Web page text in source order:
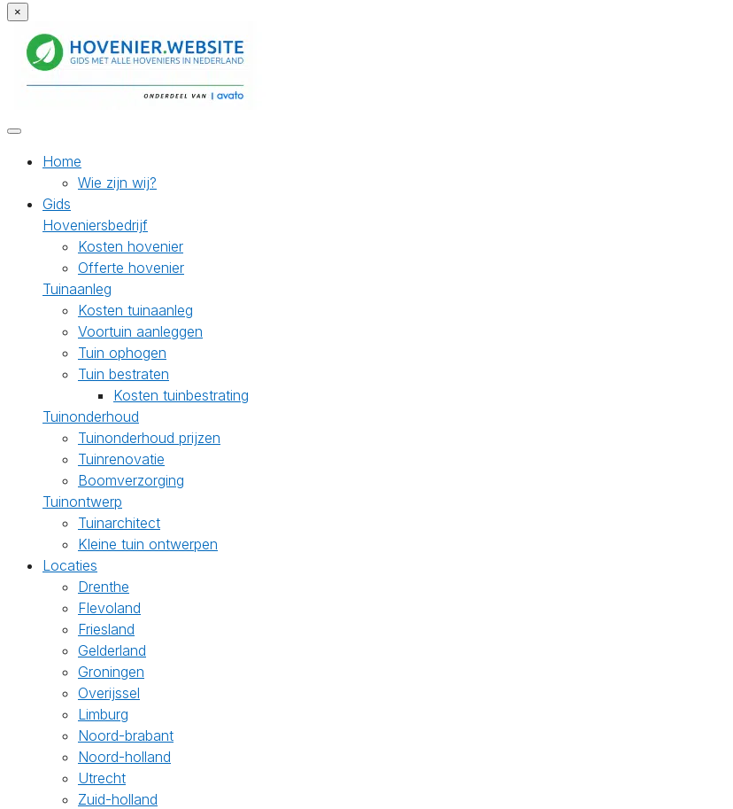
×
Home
Wie zijn wij?
Gids
Hoveniersbedrijf
Kosten hovenier
Offerte hovenier
Tuinaanleg
Kosten tuinaanleg
Voortuin aanleggen
Tuin ophogen
Tuin bestraten
Kosten tuinbestrating
Tuinonderhoud
Tuinonderhoud prijzen
Tuinrenovatie
Boomverzorging
Tuinontwerp
Tuinarchitect
Kleine tuin ontwerpen
Locaties
Drenthe
Flevoland
Friesland
Gelderland
Groningen
Overijssel
Limburg
Noord-brabant
Noord-holland
Utrecht
Zuid-holland